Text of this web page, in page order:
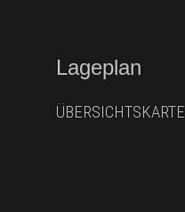
Lageplan
ÜBERSICHTSKARTE